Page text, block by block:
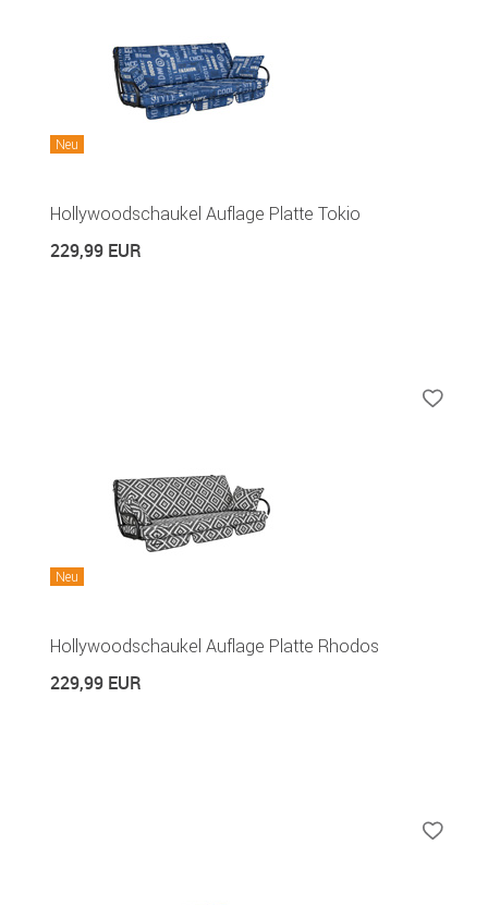
Neu
Hollywoodschaukel Auflage Platte Tokio
229,99 EUR
Neu
Hollywoodschaukel Auflage Platte Rhodos
229,99 EUR